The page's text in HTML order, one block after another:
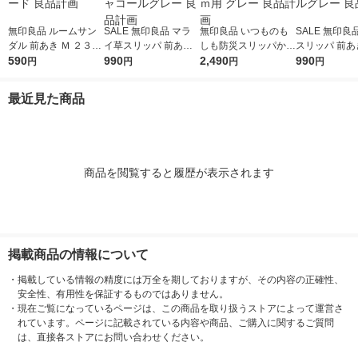
無印良品 ルームサン
ダル 前あき Ｍ ２３．
５〜２５ｃｍ用 生成×
590円
SALE 無印良品 マラ
イ草スリッパ 前あき
Ｍ ２３．５〜２５ｃ
990円
無印良品 いつものも
しも防災スリッパかか
と付き Ｍ ２３．５〜
2,490円
SALE 無印良
スリッパ 前あ
５〜２６．５
990円
最近見た商品
商品を閲覧すると履歴が表示されます
掲載商品の情報について
・ 掲載している情報の精度には万全を期しておりますが、その内容の正確性、
安全性、有用性を保証するものではありません。
・ 現在ご覧になっているページは、この商品を取り扱うストアによって運営さ
れています。ページに記載されている内容や商品、ご購入に関するご質問
は、直接各ストアにお問い合わせください。